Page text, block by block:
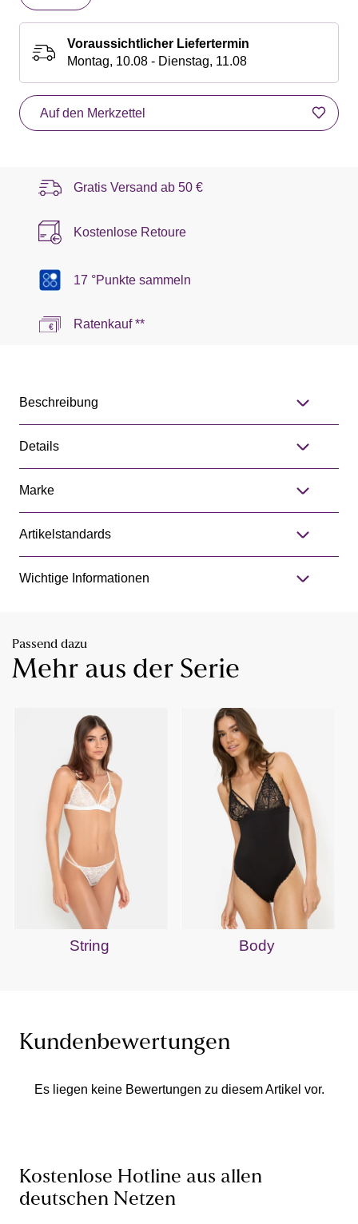
Voraussichtlicher Liefertermin
Montag, 10.08 - Dienstag, 11.08
Auf den Merkzettel
Gratis Versand ab 50 €
Kostenlose Retoure
17 °Punkte sammeln
Ratenkauf **
Beschreibung
Details
Marke
Artikelstandards
Wichtige Informationen
Passend dazu
Mehr aus der Serie
String Body
Kundenbewertungen
Es liegen keine Bewertungen zu diesem Artikel vor.
Kostenlose Hotline aus allen
deutschen Netzen